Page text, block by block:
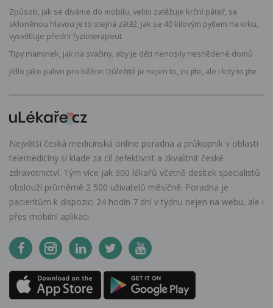
Způsob, jak se díváme do mobilu, velmi zatěžuje krční páteř, se
skloněnou hlavou je to stejná zátěž, jak se 40 kilovým pytlem na krku,
vysvětluje přední fyzioterapeut
Tipy maminek, jak na svačiny, aby je děti nenosily nesnědené domů
Jídlo jako palivo pro běžce: Důležité je nejen to, co jíte, ale i kdy to jíte
Největší česká medicínská online poradna a průkopník v oblasti
telemedicíny si klade za cíl zefektivnit a zkvalitnit české
zdravotnictví. Tým více jak 300 lékařů včetně desítek specialistů
obslouží průměrně 2 500 uživatelů měsíčně. Poradna je
pacientům k dispozici 24 hodin 7 dní v týdnu nejen na webu, ale i
přes mobilní aplikaci.